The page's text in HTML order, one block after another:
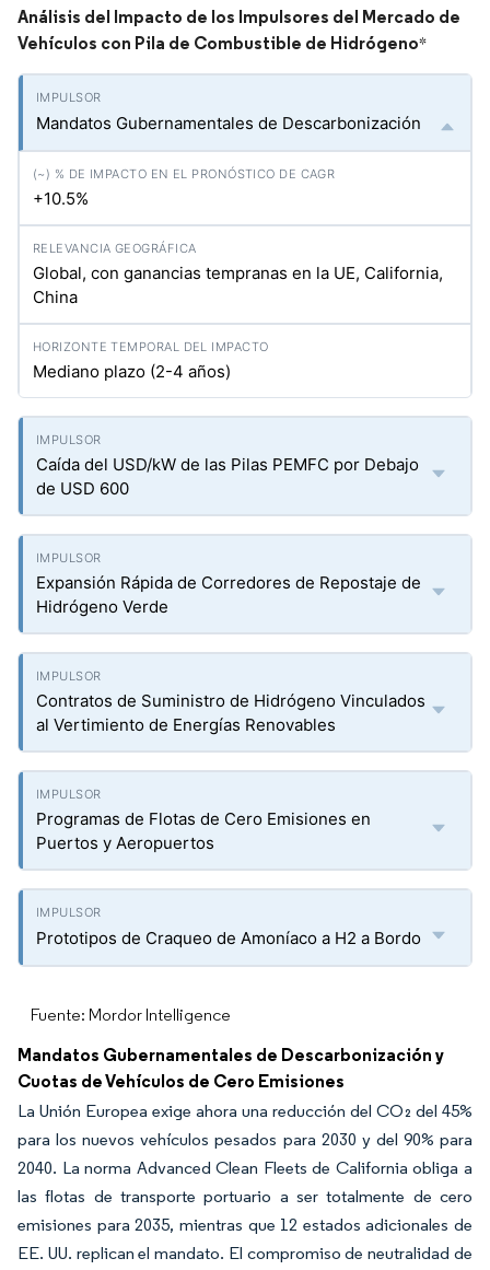
Análisis del Impacto de los Impulsores del Mercado de
Vehículos con Pila de Combustible de Hidrógeno*
Mandatos Gubernamentales de Descarbonización
+10.5%
Global, con ganancias tempranas en la UE, California,
China
Mediano plazo (2-4 años)
Caída del USD/kW de las Pilas PEMFC por Debajo
de USD 600
Expansión Rápida de Corredores de Repostaje de
Hidrógeno Verde
Contratos de Suministro de Hidrógeno Vinculados
al Vertimiento de Energías Renovables
Programas de Flotas de Cero Emisiones en
Puertos y Aeropuertos
Prototipos de Craqueo de Amoníaco a H2 a Bordo
Fuente: Mordor Intelligence
Mandatos Gubernamentales de Descarbonización y
Cuotas de Vehículos de Cero Emisiones
La Unión Europea exige ahora una reducción del CO₂ del 45%
para los nuevos vehículos pesados para 2030 y del 90% para
2040. La norma Advanced Clean Fleets de California obliga a
las flotas de transporte portuario a ser totalmente de cero
emisiones para 2035, mientras que 12 estados adicionales de
EE. UU. replican el mandato. El compromiso de neutralidad de